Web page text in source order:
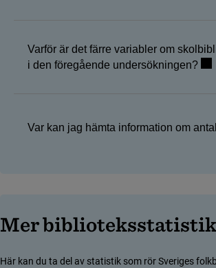
Varför är det färre variabler om
i den föregående undersökningen?
Var kan jag hämta information om
Mer biblioteksstatistik
Här kan du ta del av statistik som rör Sveriges